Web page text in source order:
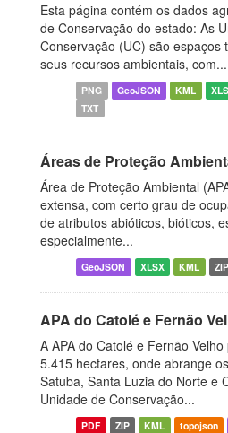
Esta página contém os dados
de Conservação do estado: As
Conservação (UC) são espaços
seus recursos ambientais, com...
PNG GeoJSON KML
TXT
Áreas de Proteção
Área de Proteção Ambiental
extensa, com certo grau de
de atributos abióticos, bióticos,
especialmente...
GeoJSON XLSX KML ZIP
APA do Catolé e Fernão
A APA do Catolé e Fernão
5.415 hectares, onde abrange
Satuba, Santa Luzia do Norte e
Unidade de Conservação...
PDF ZIP KML topojson